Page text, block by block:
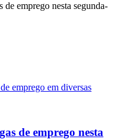
emprego nesta segunda-
de emprego nesta